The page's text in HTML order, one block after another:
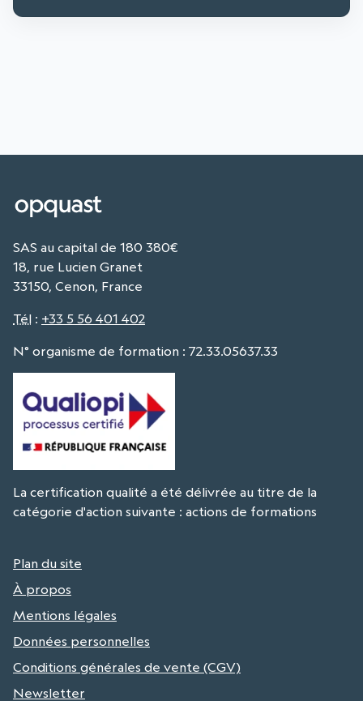
SAS au capital de 180 380€
18, rue Lucien Granet
33150, Cenon, France
Tél : +33 5 56 401 402
N° organisme de formation : 72.33.05637.33
La certification qualité a été délivrée au titre de la
catégorie d'action suivante : actions de formations
Plan du site
À propos
Mentions légales
Données personnelles
Conditions générales de vente (CGV)
Newsletter